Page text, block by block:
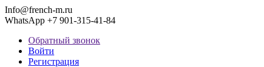
Info@french-m.ru
WhatsApp +7 901-315-41-84
Обратный звонок
Войти
Регистрация